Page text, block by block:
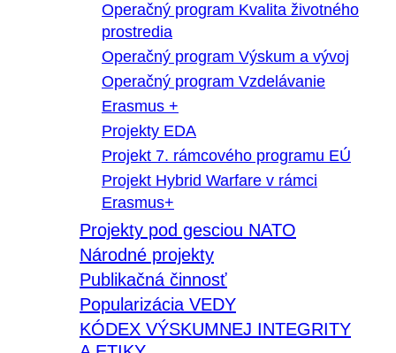
Operačný program Kvalita životného
prostredia
Operačný program Výskum a vývoj
Operačný program Vzdelávanie
Erasmus +
Projekty EDA
Projekt 7. rámcového programu EÚ
Projekt Hybrid Warfare v rámci
Erasmus+
Projekty pod gesciou NATO
Národné projekty
Publikačná činnosť
Popularizácia VEDY
KÓDEX VÝSKUMNEJ INTEGRITY